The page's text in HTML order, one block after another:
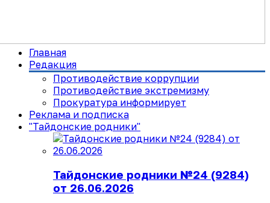
Главная
Редакция
Противодействие коррупции
Противодействие экстремизму
Прокуратура информирует
Реклама и подписка
"Тайдонские родники"
Тайдонские родники №24 (9284)
от 26.06.2026